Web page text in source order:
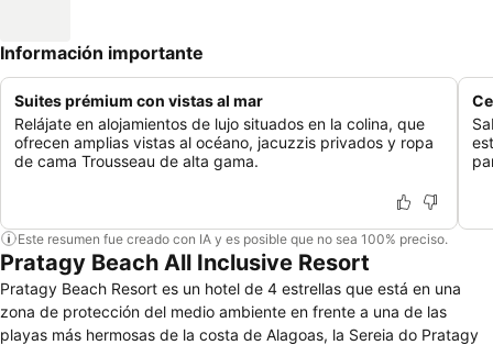
Información importante
Suites prémium con vistas al mar
Relájate en alojamientos de lujo situados en la colina, que
ofrecen amplias vistas al océano, jacuzzis privados y ropa
de cama Trousseau de alta gama.
Este resumen fue creado con IA y es posible que no sea 100% preciso.
Pratagy Beach All Inclusive Resort
Pratagy Beach Resort es un hotel de 4 estrellas que está en una
zona de protección del medio ambiente en frente a una de las
playas más hermosas de la costa de Alagoas, la Sereia do Pratagy